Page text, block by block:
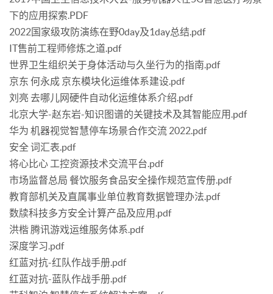
下的应用探索.PDF
2022国家级攻防演练在野0day及1day总结.pdf
IT售前工程师修炼之道.pdf
世界卫生组织关于身体活动与久坐行为的指南.pdf
京东 何永成 京东模块化运维体系建设.pdf
刘亮 去哪儿网硬件自动化运维体系介绍.pdf
北京大学-赵东岩-知识图谱的关键技术及其智能应用.pdf
华为 机器视觉智慧停车场景合作交流 2022.pdf
安全 词汇表.pdf
将心比心 工控资源技术交流平台.pdf
市场监督总局 餐饮服务食品安全操作规范宣传册.pdf
教育部机关及直属事业单位教育数据管理办法.pdf
数牍科技多方安全计算产品及应用.pdf
洪楷 腾讯游戏运维服务体系.pdf
深度学习.pdf
红蓝对抗-红队作战手册.pdf
红蓝对抗-蓝队作战手册.pdf